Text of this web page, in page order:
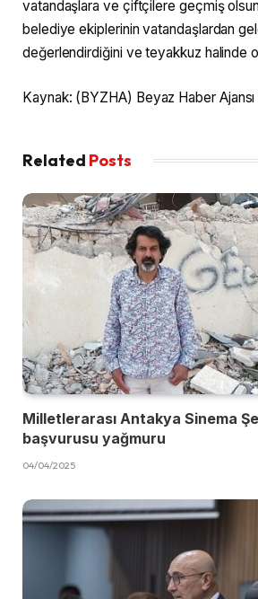
vatandaşlara ve çiftçilere geçmiş
belediye ekiplerinin vatandaşlardan
değerlendirdiğini ve teyakkuz halinde
Kaynak: (BYZHA) Beyaz Haber Ajansı
Related Posts
Milletlerarası Antakya Sinema
başvurusu yağmuru
04/04/2025